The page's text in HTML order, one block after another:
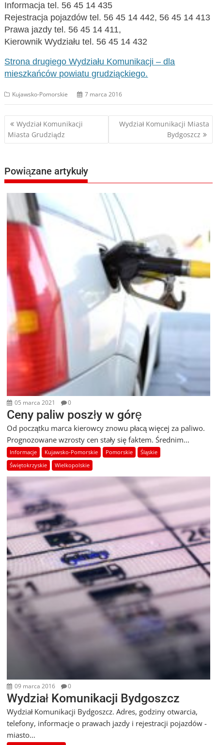
Informacja tel. 56 45 14 435
Rejestracja pojazdów tel. 56 45 14 442, 56 45 14 413
Prawa jazdy tel. 56 45 14 411,
Kierownik Wydziału tel. 56 45 14 432
Strona drugiego Wydziału Komunikacji – dla
mieszkańców powiatu grudziąckiego.
Kujawsko-Pomorskie 7 marca 2016
Nawigacja
wpisu
Wydział Komunikacji
Miasta Grudziądz
Wydział Komunikacji Miasta
Bydgoszcz
Powiązane artykuły
05 marca 2021 0
Ceny paliw poszły w górę
Od początku marca kierowcy znowu płacą więcej za paliwo.
Prognozowane wzrosty cen stały się faktem. Średnim...
Informacje Kujawsko-Pomorskie Pomorskie
Śląskie
Świętokrzyskie
Wielkopolskie
09 marca 2016 0
Wydział Komunikacji Bydgoszcz
Wydział Komunikacji Bydgoszcz. Adres, godziny otwarcia,
telefony, informacje o prawach jazdy i rejestracji pojazdów -
miasto...